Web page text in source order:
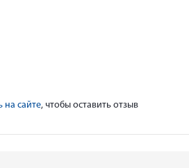
на сайте, чтобы оставить отзыв